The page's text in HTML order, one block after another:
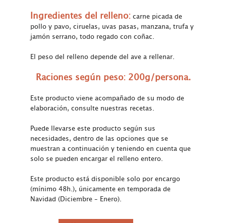
Ingredientes del relleno: carne picada de
pollo y pavo, ciruelas, uvas pasas, manzana, trufa y
jamón serrano, todo regado con coñac.
El peso del relleno depende del ave a rellenar.
Raciones según peso: 200g/persona.
Este producto viene acompañado de su modo de
elaboración, consulte nuestras recetas.
Puede llevarse este producto según sus
necesidades, dentro de las opciones que se
muestran a continuación y teniendo en cuenta que
solo se pueden encargar el relleno entero.
Este producto está disponible solo por encargo
(mínimo 48h.), únicamente en temporada de
Navidad (Diciembre – Enero).